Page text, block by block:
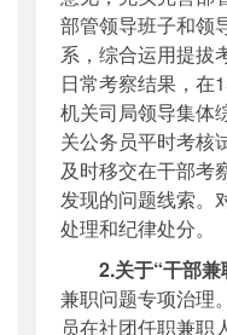
部管领导班子和领
系，综合运用提拔
日常考察结果，在
机关司局领导集体
关公务员平时考核
及时移交在干部考
发现的问题线索。
处理和纪律处分。
2.关于“干部兼
兼职问题专项治理
员在社团任职兼职